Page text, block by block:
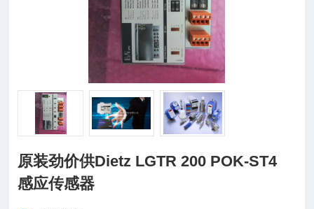
原装劲价供Dietz LGTR 200 POK-ST4
感应传感器